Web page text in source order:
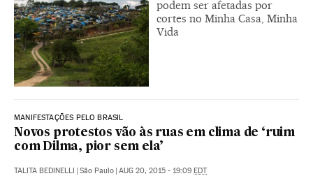
podem ser afetadas por
cortes no Minha Casa, Minha
Vida
MANIFESTAÇÕES PELO BRASIL
Novos protestos vão às ruas em clima de ‘ruim
com Dilma, pior sem ela’
TALITA BEDINELLI | São Paulo | AUG 20, 2015 - 19:09 EDT